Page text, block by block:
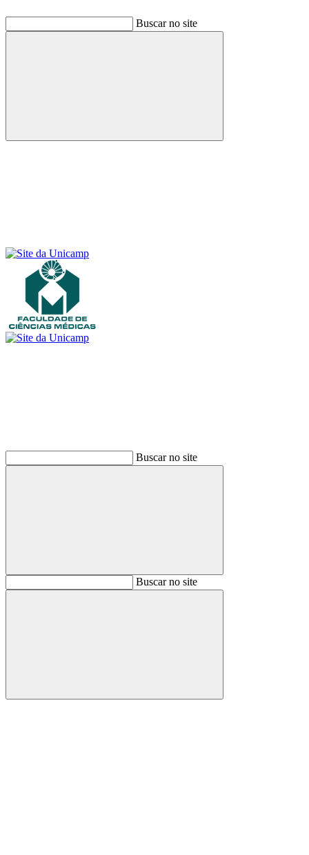
Buscar no site
Buscar
Buscar no site
BuscarBuscar no site
Buscar